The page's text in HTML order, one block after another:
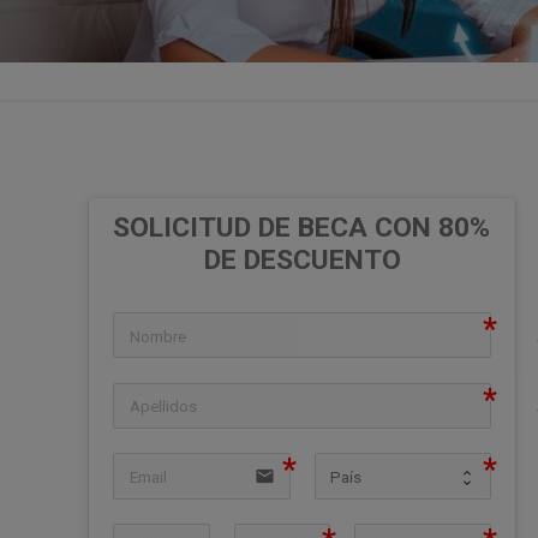
SOLICITUD DE BECA CON 80%
DE DESCUENTO
email